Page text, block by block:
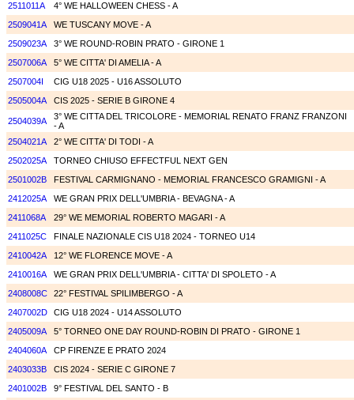
2511011A
4° WE HALLOWEEN CHESS - A
2509041A
WE TUSCANY MOVE - A
2509023A
3° WE ROUND-ROBIN PRATO - GIRONE 1
2507006A
5° WE CITTA' DI AMELIA - A
2507004I
CIG U18 2025 - U16 ASSOLUTO
2505004A
CIS 2025 - SERIE B GIRONE 4
2504039A
3° WE CITTA DEL TRICOLORE - MEMORIAL RENATO FRANZ FRANZONI
- A
2504021A
2° WE CITTA' DI TODI - A
2502025A
TORNEO CHIUSO EFFECTFUL NEXT GEN
2501002B
FESTIVAL CARMIGNANO - MEMORIAL FRANCESCO GRAMIGNI - A
2412025A
WE GRAN PRIX DELL'UMBRIA - BEVAGNA - A
2411068A
29° WE MEMORIAL ROBERTO MAGARI - A
2411025C
FINALE NAZIONALE CIS U18 2024 - TORNEO U14
2410042A
12° WE FLORENCE MOVE - A
2410016A
WE GRAN PRIX DELL'UMBRIA - CITTA' DI SPOLETO - A
2408008C
22° FESTIVAL SPILIMBERGO - A
2407002D
CIG U18 2024 - U14 ASSOLUTO
2405009A
5° TORNEO ONE DAY ROUND-ROBIN DI PRATO - GIRONE 1
2404060A
CP FIRENZE E PRATO 2024
2403033B
CIS 2024 - SERIE C GIRONE 7
2401002B
9° FESTIVAL DEL SANTO - B